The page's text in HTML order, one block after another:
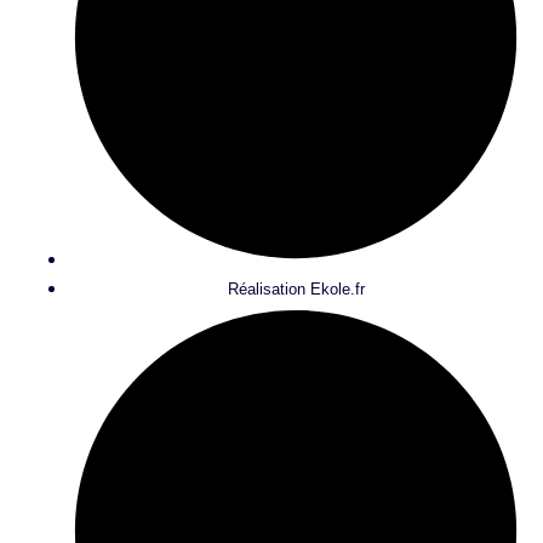
Réalisation Ekole.fr